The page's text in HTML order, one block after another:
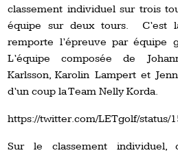
classement individuel sur trois
équipe sur deux tours. C’est
remporte l’épreuve par équipe
L’équipe composée de
Karlsson, Karolin Lampert et
d’un coup la Team Nelly Korda.
https://twitter.com/LETgolf/status/
Sur le classement individuel,